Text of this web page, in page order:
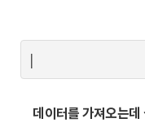
인
이
동
데이터를 가져오는데